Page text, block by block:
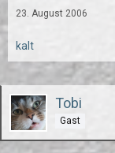
23. August 2006
kalt
Tobi
Gast